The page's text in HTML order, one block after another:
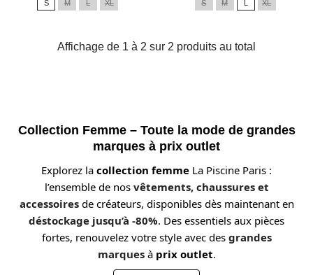
S M L XL S M L XL
Affichage de 1 à 2 sur 2 produits au total
Collection Femme – Toute la mode de grandes
marques à prix outlet
Explorez la collection femme La Piscine Paris :
l’ensemble de nos vêtements, chaussures et
accessoiresde créateurs, disponibles dès maintenant en
déstockage jusqu’à -80%. Des essentiels aux pièces
fortes, renouvelez votre style avec des grandes
marquesà prix outlet.